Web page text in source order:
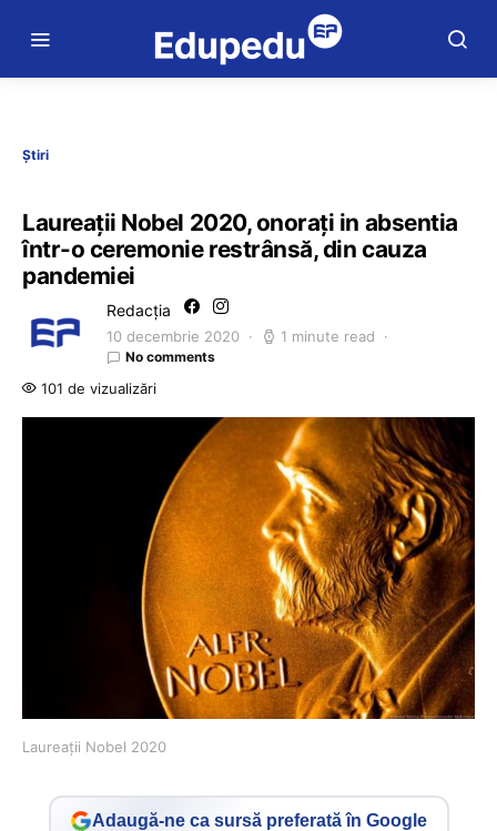
Știri
Laureații Nobel 2020, onorați in absentia
într-o ceremonie restrânsă, din cauza
pandemiei
Redacția
10 decembrie 2020 1 minute read
No comments
101 de vizualizări
Laureații Nobel 2020
Adaugă-ne ca sursă preferată în Google